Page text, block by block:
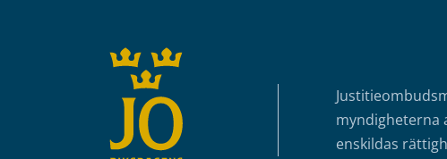
myndigheterna
enskildas